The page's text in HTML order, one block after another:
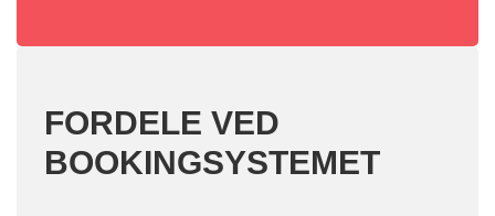
FORDELE VED
BOOKINGSYSTEMET